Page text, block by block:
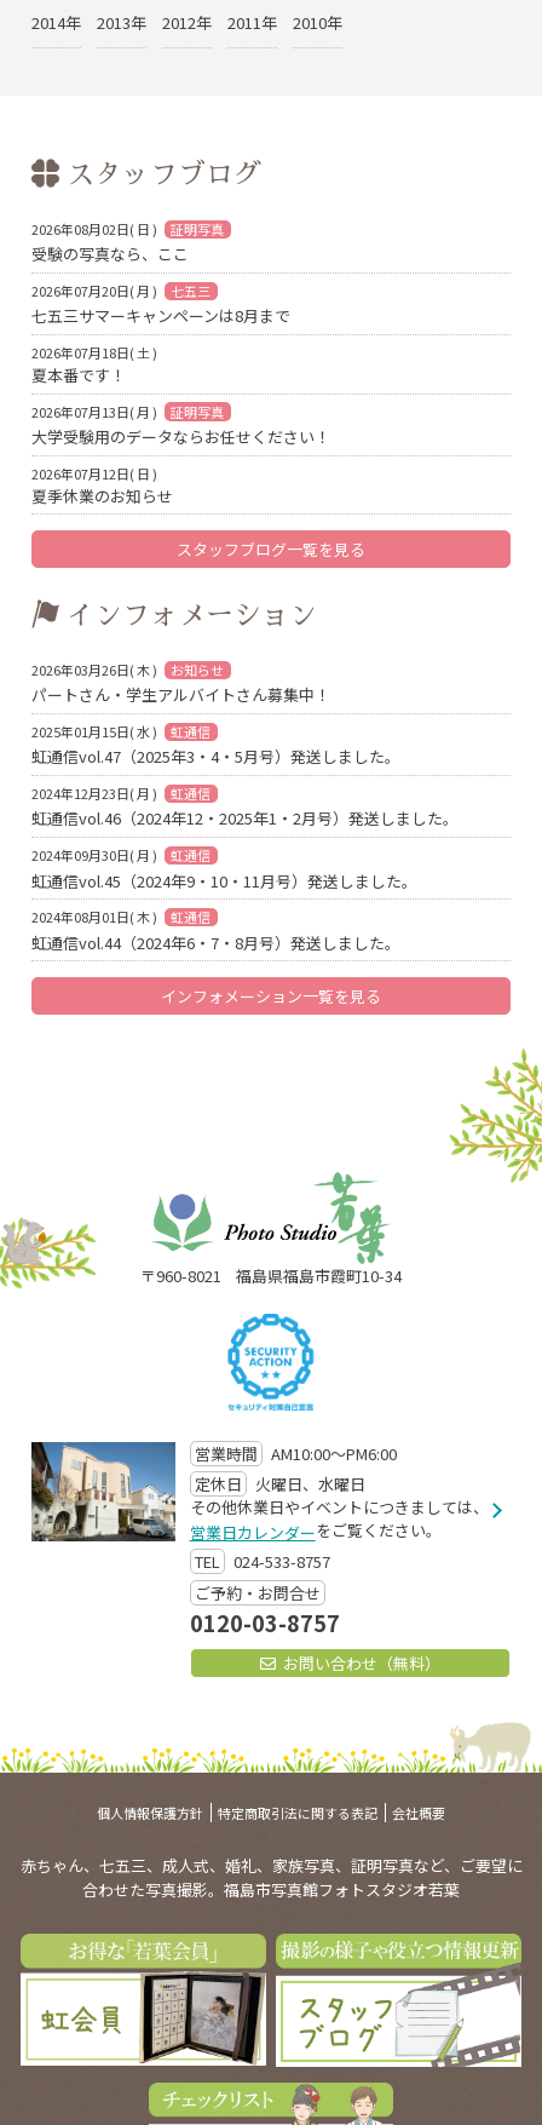
2014年 2013年 2012年 2011年 2010年
スタッフブログ
2026年08月02日( 日 ) 証明写真
受験の写真なら、ここ
2026年07月20日( 月 ) 七五三
七五三サマーキャンペーンは8月まで
2026年07月18日( 土 )
夏本番です！
2026年07月13日( 月 ) 証明写真
大学受験用のデータならお任せください！
2026年07月12日( 日 )
夏季休業のお知らせ
スタッフブログ一覧を見る
インフォメーション
2026年03月26日( 木 ) お知らせ
パートさん・学生アルバイトさん募集中！
2025年01月15日( 水 ) 虹通信
虹通信vol.47（2025年3・4・5月号）発送しました。
2024年12月23日( 月 ) 虹通信
虹通信vol.46（2024年12・2025年1・2月号）発送しました。
2024年09月30日( 月 ) 虹通信
虹通信vol.45（2024年9・10・11月号）発送しました。
2024年08月01日( 木 ) 虹通信
虹通信vol.44（2024年6・7・8月号）発送しました。
インフォメーション一覧を見る
〒960-8021 福島県福島市霞町10-34
営業時間
AM10:00～PM6:00
定休日
火曜日、水曜日
その他休業日やイベントにつきましては、
営業日カレンダーをご覧ください。
TEL 024-533-8757
ご予約・お問合せ
0120-03-8757
お問い合わせ（無料）
個人情報保護方針 特定商取引法に関する表記 会社概要
赤ちゃん、七五三、成人式、婚礼、家族写真、証明写真など、ご要望に
合わせた写真撮影。福島市写真館フォトスタジオ若葉